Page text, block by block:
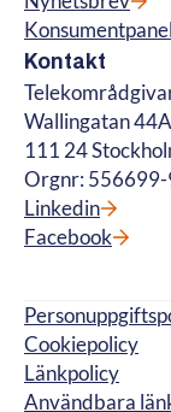
Kontakt
Wallingatan 44A
111 24
Orgnr:
Linkedin
Facebook
Cookiepolicy
Länkpolicy
Användbara